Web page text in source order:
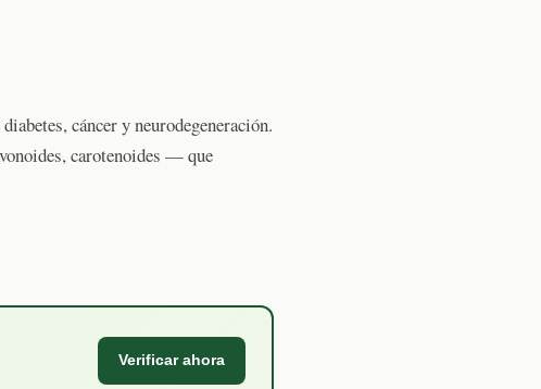
cáncer y neurodegeneración.
carotenoides — que
Verificar ahora